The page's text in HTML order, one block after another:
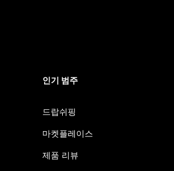
인기 범주
드랍쉬핑
마켓플레이스
제품 리뷰